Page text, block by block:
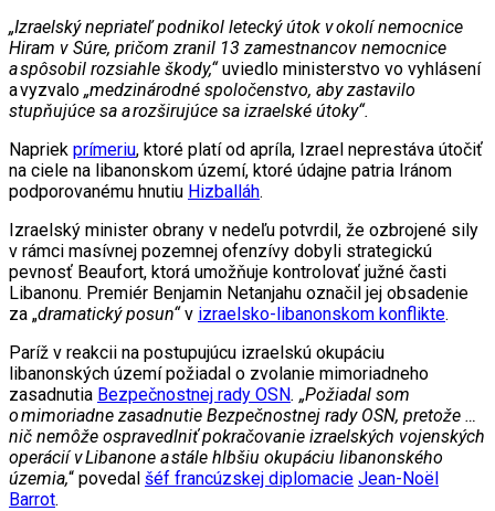
„Izraelský nepriateľ podnikol leteckýútok vokolí nemocnice
Hiram v Súre, pričom zranil 13 zamestnancov nemocnice
aspôsobil rozsiahle škody,“uviedlo ministerstvo vo vyhlásení
a vyzvalo „medzinárodné spoločenstvo, aby zastavilo
stupňujúce sa arozširujúce sa izraelské útoky“.
Napriek prímeriu, ktoré platí od apríla, Izrael neprestáva útočiť
na ciele na libanonskom území, ktoré údajne patria Iránom
podporovanému hnutiu Hizballáh.
Izraelský minister obrany v nedeľu potvrdil, že ozbrojené sily
v rámci masívnej pozemnej ofenzívy dobyli strategickú
pevnosť Beaufort, ktorá umožňuje kontrolovať južné časti
Libanonu. Premiér Benjamin Netanjahu označil jej obsadenie
za „dramatický posun“v izraelsko-libanonskom konflikte.
Paríž v reakcii na postupujúcu izraelskú okupáciu
libanonských území požiadal o zvolanie mimoriadneho
zasadnutia Bezpečnostnej rady OSN. „Požiadal som
omimoriadne zasadnutie Bezpečnostnej rady OSN, pretože …
nič nemôže ospravedlniť pokračovanie izraelských vojenských
operácií vLibanone astále hlbšiu okupáciu libanonského
územia,“ povedal šéf francúzskej diplomacie Jean-Noël
Barrot.